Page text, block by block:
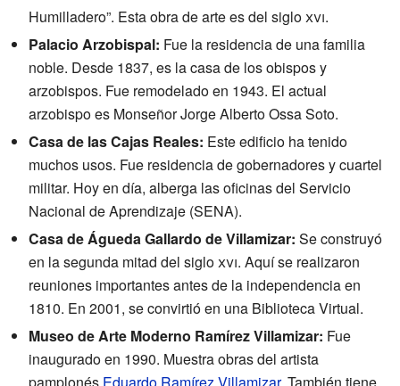
Humilladero”. Esta obra de arte es del sigloxvi.
Palacio Arzobispal: Fue la residencia de una familia
noble. Desde 1837, es la casa de los obispos y
arzobispos. Fue remodelado en 1943. El actual
arzobispo es Monseñor Jorge Alberto Ossa Soto.
Casa de las Cajas Reales: Este edificio ha tenido
muchos usos. Fue residencia de gobernadores y cuartel
militar. Hoy en día, alberga las oficinas del Servicio
Nacional de Aprendizaje (SENA).
Casa de Águeda Gallardo de Villamizar: Se construyó
en la segunda mitad del sigloxvi. Aquí se realizaron
reuniones importantes antes de la independencia en
1810. En 2001, se convirtió en una Biblioteca Virtual.
Museo de Arte Moderno Ramírez Villamizar: Fue
inaugurado en 1990. Muestra obras del artista
pamplonés Eduardo Ramírez Villamizar. También tiene